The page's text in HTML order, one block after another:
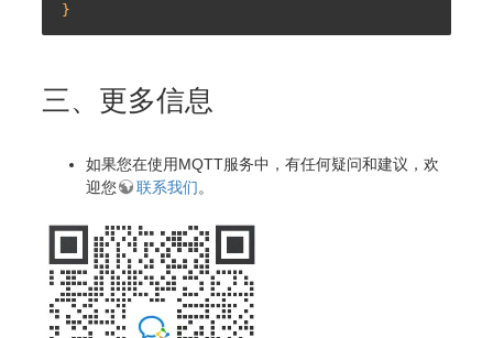
三、更多信息
如果您在使用MQTT服务中，有任何疑问和建议，欢
迎您
联系我们。